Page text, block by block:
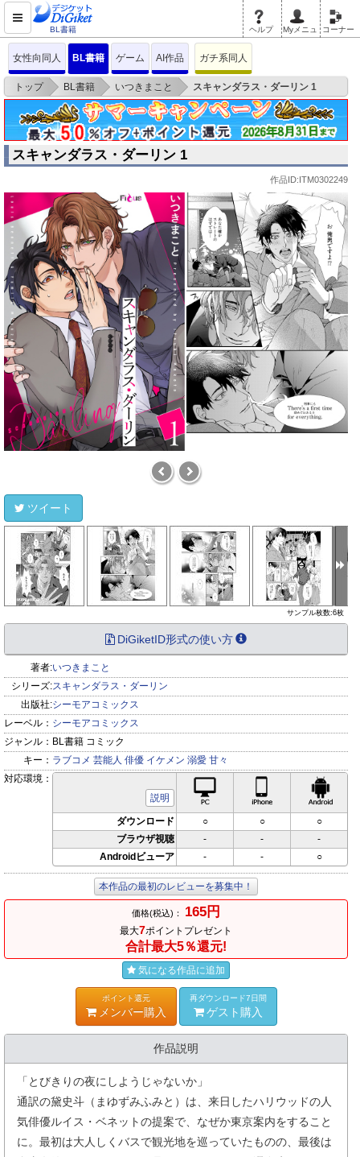
BL書籍 ヘルプ Myメニュ コーナー
女性向同人 BL書籍 ゲーム AI作品 ガチ系同人
トップ > BL書籍 > いつきまこと > スキャンダラス・ダーリン 1
スキャンダラス・ダーリン 1
作品ID:ITM0302249
ツイート
サンプル枚数:6枚
DiGiketID形式の使い方
著者:いつきまこと
シリーズ:スキャンダラス・ダーリン
出版社:シーモアコミックス
レーベル： シーモアコミックス
ジャンル： BL書籍 コミック
キー： ラブコメ 芸能人 俳優 イケメン 溺愛 甘々
対応環境：
説明
iPhone対応
ダウンロード ○ ○
○
ブラウザ視聴
- -
-
Androidビューア
- - ○
本作品の最初のレビューを募集中！
価格(税込)： 165円
最大7ポイントプレゼント
合計最大5％還元!
気になる作品に追加
ポイント還元
メンバー購入
再ダウンロード7日間
ゲスト購入
作品説明
「とびきりの夜にしようじゃないか」
通訳の黛史斗（まゆずみふみと）は、来日したハリウッドの人
気俳優ルイス・ベネットの提案で、なぜか東京案内をすること
に。最初は大人しくバスで観光地を巡っていたものの、最後は